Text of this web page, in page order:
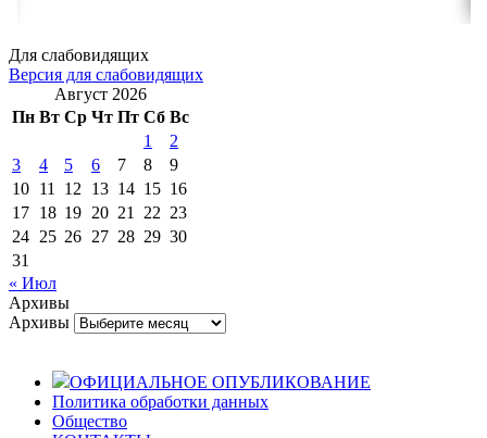
Для слабовидящих
Версия для слабовидящих
Август 2026
Пн Вт Ср Чт Пт Сб Вс
1
2
3
4 5 6 7 8
9
10 11 12 13 14 15 16
17 18 19 20 21 22 23
24 25 26 27 28 29 30
31
« Июл
Архивы
Архивы
ОФИЦИАЛЬНОЕ ОПУБЛИКОВАНИЕ
Политика обработки данных
Общество